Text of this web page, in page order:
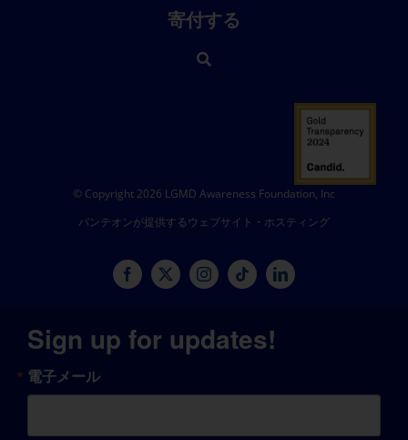
寄付する
© Copyright 2026 LGMD Awareness Foundation, Inc
パンテオンが提供するウェブサイト・ホスティング
Sign up for updates!
電子メール